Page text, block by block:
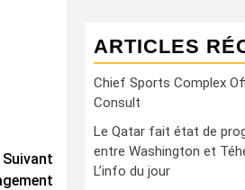
Suivant
ARTICLES
Chief Sports Complex
Consult
Le Qatar fait état de
entre Washington et
L’info du jour